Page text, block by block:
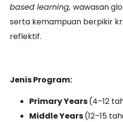
based learning, wawasan
serta kemampuan berpikir
reflektif.
Jenis Program:
Primary Years(4–12
Middle Years(12–15